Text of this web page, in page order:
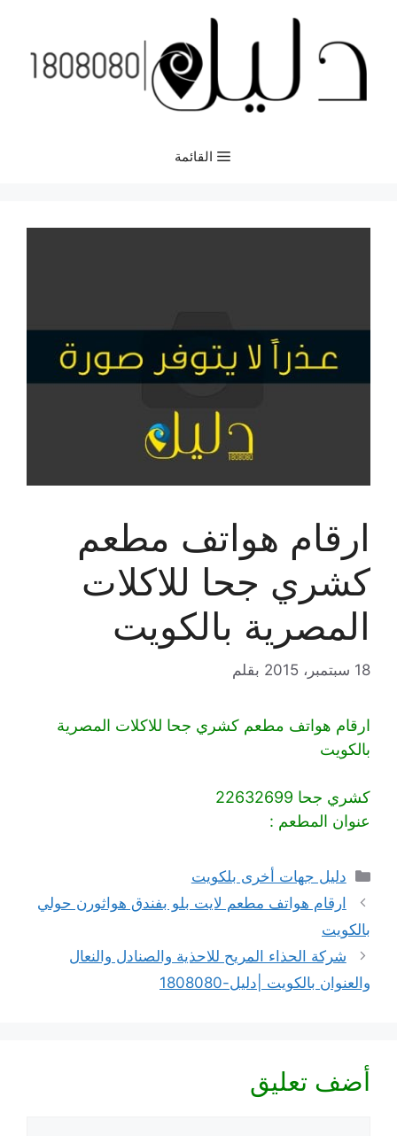
المحتوى
القائمة
ارقام هواتف مطعم
كشري جحا للاكلات
المصرية بالكويت
18 سبتمبر، 2015 بقلم
ارقام هواتف مطعم كشري جحا للاكلات المصرية
بالكويت
كشري جحا 22632699
عنوان المطعم :
التصنيفات
دليل جهات أخرى بلكويت
ارقام هواتف مطعم لايت بلو بفندق هواثورن حولي
بالكويت
شركة الحذاء المريح للاحذية والصنادل والنعال
والعنوان بالكويت |دليل-1808080
أضف تعليق